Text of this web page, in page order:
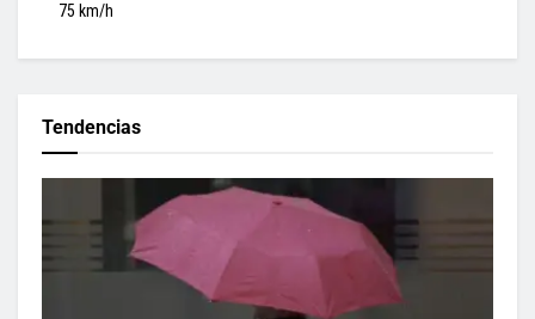
75 km/h
Tendencias